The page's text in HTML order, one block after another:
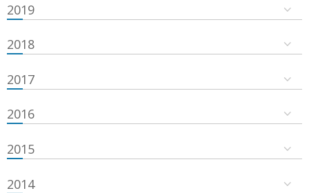
2019
2018
2017
2016
2015
2014